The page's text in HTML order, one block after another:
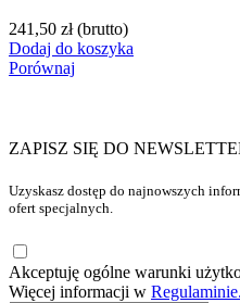
241,50 zł (brutto)
Dodaj do koszyka
Porównaj
ZAPISZ SIĘ DO
Uzyskasz dostęp do najnowszych
ofert specjalnych.
Akceptuję ogólne warunki
Więcej informacji w Regulaminie.